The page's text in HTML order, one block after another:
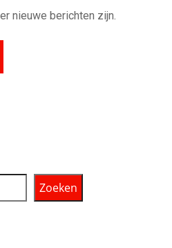
nieuwe berichten zijn.
Zoeken